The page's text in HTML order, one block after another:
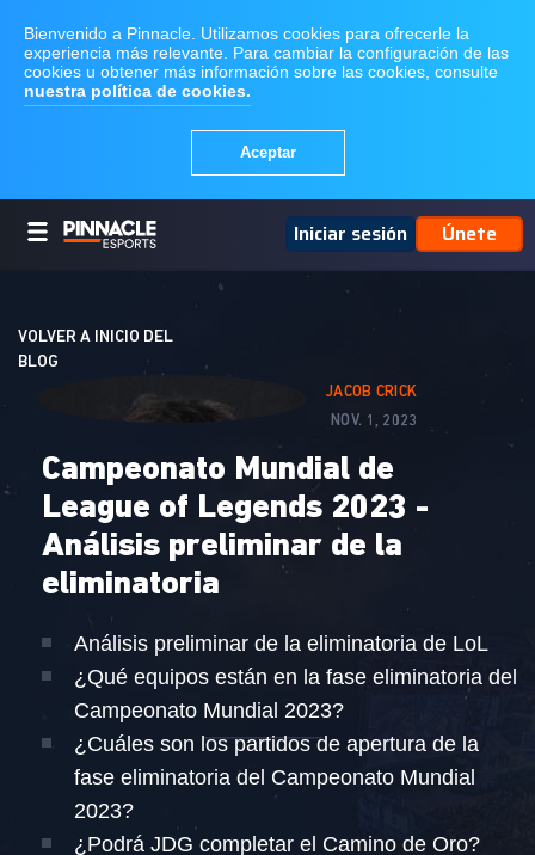
Iniciar sesión Únete
VOLVER A INICIO DEL
BLOG
JACOB CRICK
NOV. 1, 2023
Campeonato Mundial de
League of Legends 2023 -
Análisis preliminar de la
eliminatoria
Análisis preliminar de la eliminatoria de LoL
¿Qué equipos están en la fase eliminatoria del
Campeonato Mundial 2023?
¿Cuáles son los partidos de apertura de la
fase eliminatoria del Campeonato Mundial
2023?
¿Podrá JDG completar el Camino de Oro?